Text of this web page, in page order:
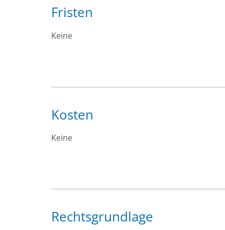
Fristen
Keine
Kosten
Keine
Rechtsgrundlage